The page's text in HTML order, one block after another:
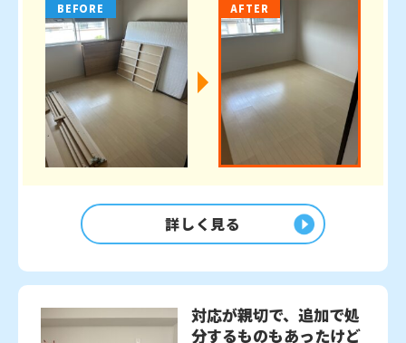
BEFORE AFTER
詳しく見る
対応が親切で、追加で処
分するものもあったけど